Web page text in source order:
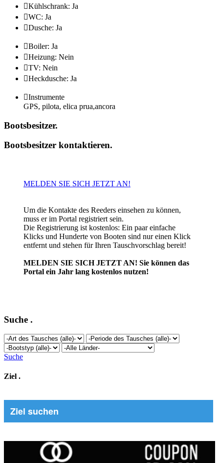
Kühlschrank: Ja
WC: Ja
Dusche: Ja
Boiler: Ja
Heizung: Nein
TV: Nein
Heckdusche: Ja
Instrumente
GPS, pilota, elica prua,ancora
Bootsbesitzer.
Bootsbesitzer kontaktieren.
MELDEN SIE SICH JETZT AN!
Um die Kontakte des Reeders einsehen zu können,
muss er im Portal registriert sein.
Die Registrierung ist kostenlos: Ein paar einfache
Klicks und Hunderte von Booten sind nur einen Klick
entfernt und stehen für Ihren Tauschvorschlag bereit!
MELDEN SIE SICH JETZT AN! Sie können das
Portal ein Jahr lang kostenlos nutzen!
Suche .
Suche
Ziel .